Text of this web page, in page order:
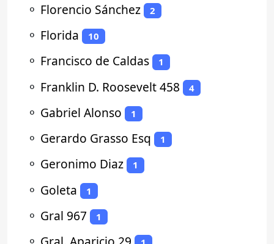
⚬ Florencio Sánchez 2
⚬ Florida 10
⚬ Francisco de Caldas 1
⚬ Franklin D. Roosevelt 458 4
⚬ Gabriel Alonso 1
⚬ Gerardo Grasso Esq 1
⚬ Geronimo Diaz 1
⚬ Goleta 1
⚬ Gral 967 1